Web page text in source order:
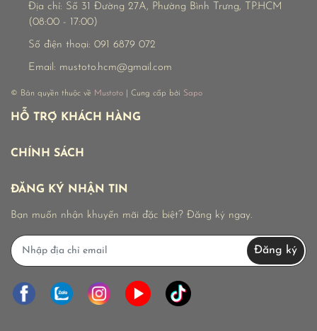
Địa chỉ: Số 31 Đường 27A, Phường Bình Trưng, TP.HCM
(08:00 - 17:00)
Số điện thoại: 091 6879 072
Email: mustoto.hcm@gmail.com
© Bản quyền thuộc về Mustoto | Cung cấp bởi Sapo
HỖ TRỢ KHÁCH HÀNG
CHÍNH SÁCH
ĐĂNG KÝ NHẬN TIN
Bạn muốn nhận khuyến mãi đặc biệt? Đăng ký ngay.
Đăng ký